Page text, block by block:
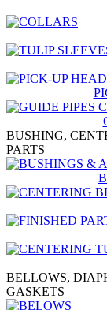
BUSHING,
PARTS
BELLOWS,
GASKETS